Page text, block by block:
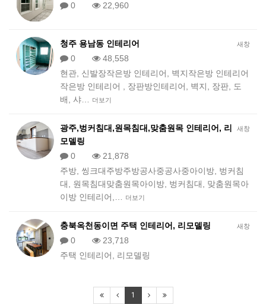
0
22,960
새창
청주 용남동 인테리어
0
48,558
현관, 신발장작은방 인테리어, 벽지작은방 인테리어
작은방 인테리어 , 장판방인테리어, 벽지, 장판, 도
배, 샤…
더보기
새창
광주,벙커침대,원목침대,맞춤원목 인테리어, 리
모델링
0
21,878
주방, 씽크대주방주방공사중공사중아이방, 벙커침
대, 원목침대맞춤원목아이방, 벙커침대, 맞춤원목아
이방 인테리어,…
더보기
새창
충북옥천동이면 주택 인테리어, 리모델링
0
23,718
주택 인테리어, 리모델링
1